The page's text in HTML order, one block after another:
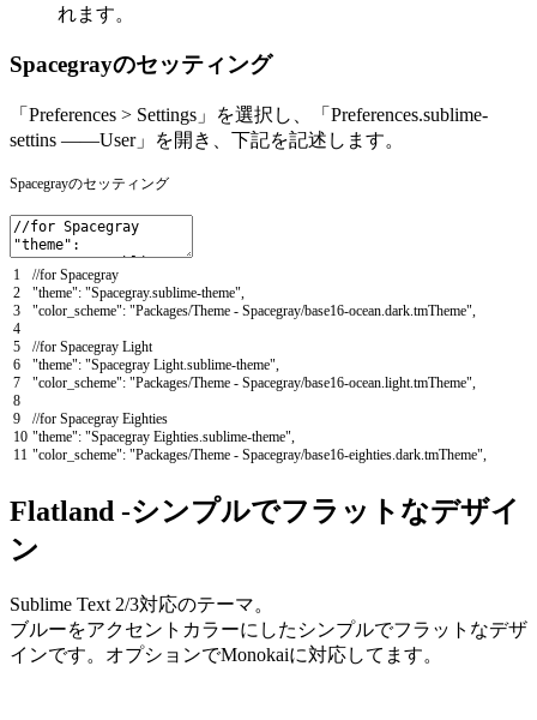
れます。
Spacegrayのセッティング
「Preferences > Settings」を選択し、「Preferences.sublime-
settins ——User」を開き、下記を記述します。
Spacegrayのセッティング
1
2
3
4
5
6
7
8
9
10
11
//for Spacegray
"theme": "Spacegray.sublime-theme",
"color_scheme": "Packages/Theme - Spacegray/base16-ocean.dark.tmTheme",
//for Spacegray Light
"theme": "Spacegray Light.sublime-theme",
"color_scheme": "Packages/Theme - Spacegray/base16-ocean.light.tmTheme",
//for Spacegray Eighties
"theme": "Spacegray Eighties.sublime-theme",
"color_scheme": "Packages/Theme - Spacegray/base16-eighties.dark.tmTheme",
Flatland -シンプルでフラットなデザイ
ン
Sublime Text 2/3対応のテーマ。
ブルーをアクセントカラーにしたシンプルでフラットなデザ
インです。オプションでMonokaiに対応してます。